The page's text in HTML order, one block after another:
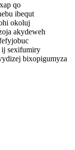
qo
ibequt
okoluj
akydeweh
sexifumiry
bixopigumyza